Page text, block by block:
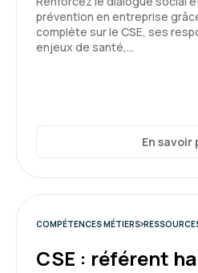
prévention en entreprise
complète sur le CSE, ses
enjeux de santé,…
En savoir
COMPÉTENCES MÉTIERS
CSE : référent